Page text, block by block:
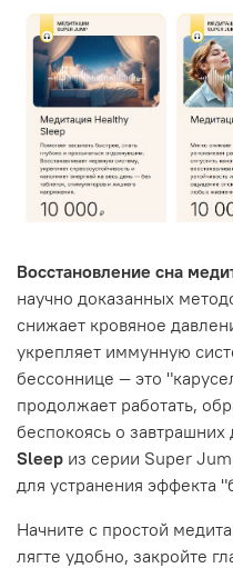
Восстановление сна
научно доказанных
снижает кровяное
укрепляет иммунную
бессоннице — это
продолжает работать,
беспокоясь о завтрашних
Sleep из серии Super
для устранения эффекта
Начните с простой
лягте удобно, закройте